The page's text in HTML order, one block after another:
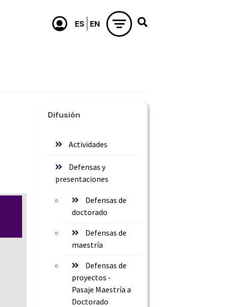
Difusión
Actividades
Defensas y
presentaciones
Defensas de
doctorado
Defensas de
maestría
Defensas de
proyectos -
Pasaje Maestría a
Doctorado